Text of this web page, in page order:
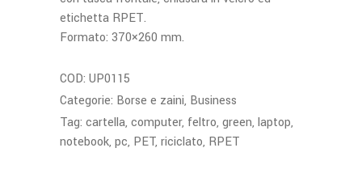
etichetta RPET.
Formato: 370×260 mm.
COD: UP0115
Categorie: Borse e zaini, Business
Tag: cartella, computer, feltro, green, laptop,
notebook, pc, PET, riciclato, RPET